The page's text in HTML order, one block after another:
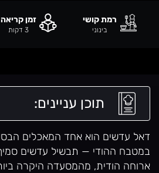
רמת קושי
בינוני
זמן קריאה
3 דקות
תוכן עניינים:
דאל עדשים הוא אחד המאכלים
במטבח ההודי — תבשיל עדשים
ארוחה הודית, מהמסעדה היקרה